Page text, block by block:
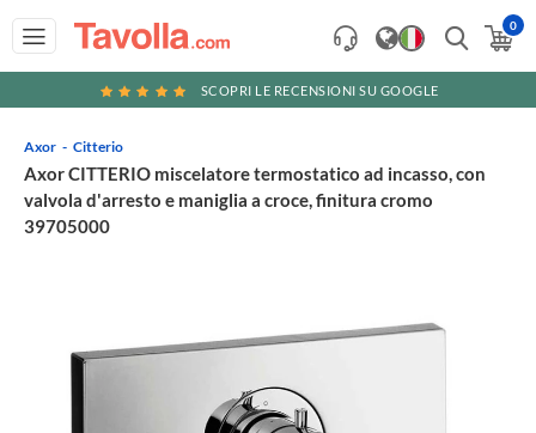
0
SCOPRI LE RECENSIONI SU GOOGLE
Axor Citterio
Axor CITTERIO miscelatore termostatico ad incasso, con
valvola d'arresto e maniglia a croce, finitura cromo
39705000